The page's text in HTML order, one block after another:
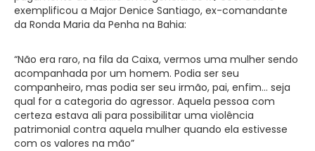
exemplificou a Major Denice Santiago, ex-comandante
da Ronda Maria da Penha na Bahia:
“Não era raro, na fila da Caixa, vermos uma mulher sendo
acompanhada por um homem. Podia ser seu
companheiro, mas podia ser seu irmão, pai, enfim… seja
qual for a categoria do agressor. Aquela pessoa com
certeza estava ali para possibilitar uma violência
patrimonial contra aquela mulher quando ela estivesse
com os valores na mão”